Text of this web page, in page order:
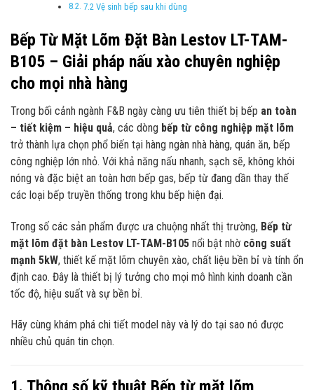
7.2 Vệ sinh bếp sau khi dùng
Bếp Từ Mặt Lõm Đặt Bàn Lestov LT-TAM-
B105 – Giải pháp nấu xào chuyên nghiệp
cho mọi nhà hàng
Trong bối cảnh ngành F&B ngày càng ưu tiên thiết bị bếp an toàn
– tiết kiệm – hiệu quả, các dòng bếp từ công nghiệp mặt lõm
trở thành lựa chọn phổ biến tại hàng ngàn nhà hàng, quán ăn, bếp
công nghiệp lớn nhỏ. Với khả năng nấu nhanh, sạch sẽ, không khói
nóng và đặc biệt an toàn hơn bếp gas, bếp từ đang dần thay thế
các loại bếp truyền thống trong khu bếp hiện đại.
Trong số các sản phẩm được ưa chuộng nhất thị trường, Bếp từ
mặt lõm đặt bàn Lestov LT-TAM-B105 nổi bật nhờ công suất
mạnh 5kW, thiết kế mặt lõm chuyên xào, chất liệu bền bỉ và tính ổn
định cao. Đây là thiết bị lý tưởng cho mọi mô hình kinh doanh cần
tốc độ, hiệu suất và sự bền bỉ.
Hãy cùng khám phá chi tiết model này và lý do tại sao nó được
nhiều chủ quán tin chọn.